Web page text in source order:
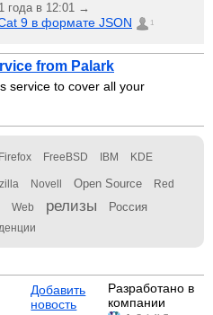
года в 12:01 →
9 в формате JSON 1
from Palark
service to cover all your
Firefox FreeBSD IBM KDE
Novell Open Source Red
Web релизы Россия
Добавить
новость
Разработано в
компании